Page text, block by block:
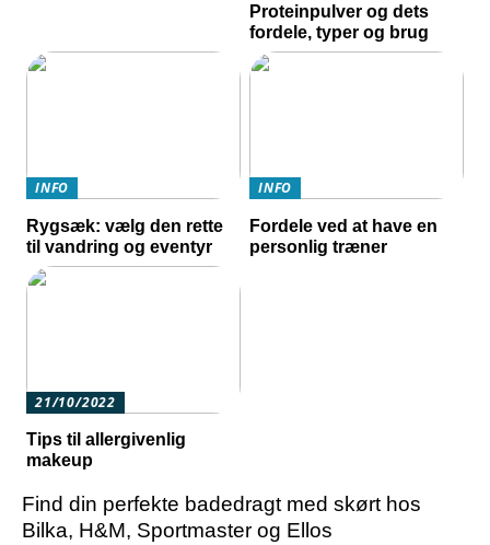
Proteinpulver og dets
fordele, typer og brug
INFO
Rygsæk: vælg den rette
til vandring og eventyr
INFO
Fordele ved at have en
personlig træner
21/10/2022
Tips til allergivenlig
makeup
Find din perfekte badedragt med skørt hos
Bilka, H&M, Sportmaster og Ellos